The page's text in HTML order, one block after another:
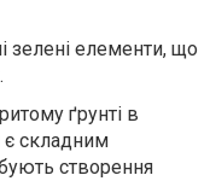
зелені елементи, що
ґрунті в
є складним
створення